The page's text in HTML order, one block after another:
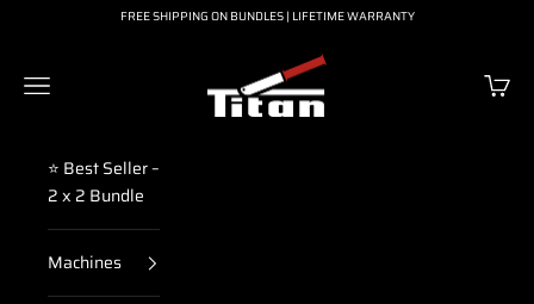
FREE SHIPPING ON BUNDLES | LIFETIME WARRANTY
Navigation menu
Titan Press
⭐ Best Seller –
2 x 2 Bundle
Machines
Cart